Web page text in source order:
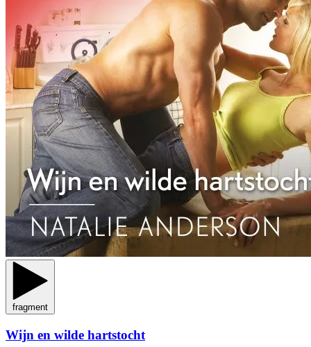
fragment
Wijn en wilde hartstocht